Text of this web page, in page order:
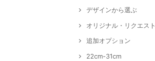
デザインから選ぶ
オリジナル・リクエスト
追加オプション
22cm-31cm